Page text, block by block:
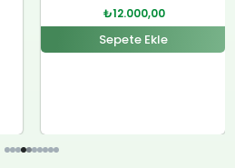
₺12.000,00
Sepete Ekle